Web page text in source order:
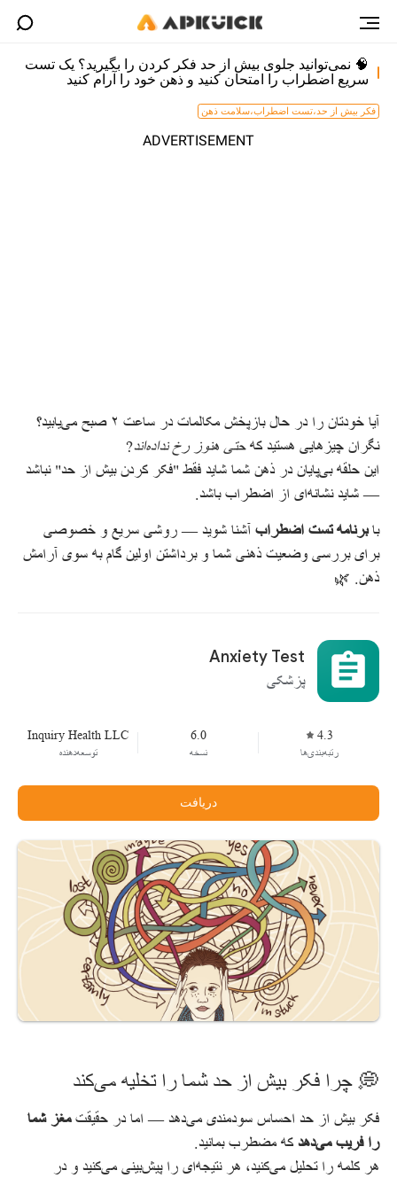
🧠 نمی‌توانید جلوی بیش از حد فکر کردن را بگیرید؟ یک تست
سریع اضطراب را امتحان کنید و ذهن خود را آرام کنید
فکر بیش از حد،تست اضطراب،سلامت ذهن
ADVERTISEMENT
آیا خودتان را در حال بازپخش مکالمات در ساعت ۲ صبح می‌یابید؟
نگران چیزهایی هستید کهحتی هنوز رخ نداده‌اند?
این حلقه بی‌پایان در ذهن شما شاید فقط "فکر کردن بیش از حد" نباشد
— شاید نشانه‌ای از اضطراب باشد.
بابرنامه تست اضطراب آشنا شوید — روشی سریع و خصوصی
برای بررسی وضعیت ذهنی شما و برداشتن اولین گام به سوی آرامش
ذهن. 🌿
Anxiety Test
پزشکی
4.3
رتبه‌بندی‌ها
6.0
نسخه
Inquiry Health LLC
توسعه‌دهنده
دریافت
💭 چرا فکر بیش از حد شما را تخلیه می‌کند
فکر بیش از حد احساس سودمندی می‌دهد — اما در حقیقتمغز شما
را فریب می‌دهد که مضطرب بمانید.
هر کلمه را تحلیل می‌کنید، هر نتیجه‌ای را پیش‌بینی می‌کنید و در